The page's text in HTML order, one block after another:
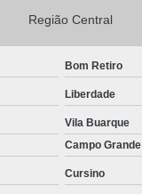
Região Central
Bom Retiro
Liberdade
Vila Buarque
Campo Grande
Cursino